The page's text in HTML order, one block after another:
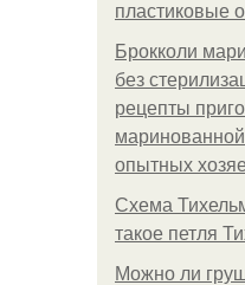
пластиковые
Брокколи
без
рецепты
опытных
Схема
такое петля
Можно ли